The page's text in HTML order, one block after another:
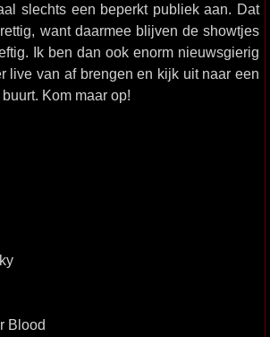
slechts een beperkt publiek aan. Dat
want daarmee blijven de showtjes
Ik ben dan ook enorm nieuwsgierig
live van af brengen en kijk uit naar een
Kom maar op!
Blood